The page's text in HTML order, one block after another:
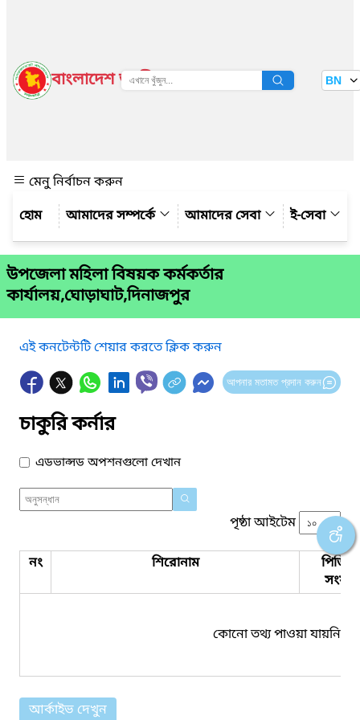
বাংলাদেশ জাতীয় তথ্য বাতায়ন BN
মেনু নির্বাচন করুন
আমাদের সম্পর্কে
আমাদের সেবা ই-সেবা
উপজেলা মহিলা বিষয়ক কর্মকর্তার
কার্যালয়,ঘোড়াঘাট,দিনাজপুর
এই কনটেন্টটি শেয়ার করতে ক্লিক করুন
আপনার মতামত প্রদান করুন
চাকুরি কর্নার
এডভান্সড অপশনগুলো দেখান
পৃষ্ঠা আইটেম
নং শিরোনাম
কোনো তথ্য পাওয়া যায়নি।
আর্কাইভ দেখুন